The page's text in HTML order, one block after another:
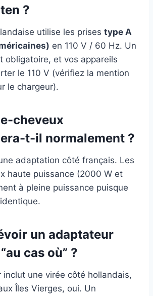
?
utilise les prises type A
en 110 V / 60 Hz. Un
obligatoire, et vos appareils
le 110 V (vérifiez la mention
le chargeur).
cheveux
t-il normalement ?
adaptation côté français. Les
haute puissance (2000 W et
à pleine puissance puisque
un adaptateur
cas où” ?
inclut une virée côté hollandais,
Îles Vierges, oui. Un